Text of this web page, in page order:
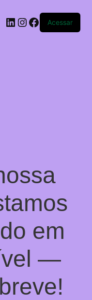
LinkedIn
Instagram
Facebook
Acessar
em
—